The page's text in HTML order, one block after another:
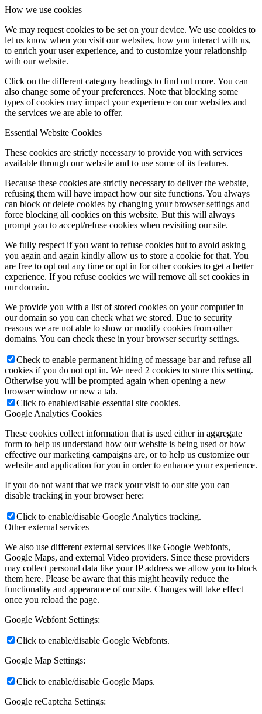
How we use cookies
We may request cookies to be set on your device. We use cookies to
let us know when you visit our websites, how you interact with us,
to enrich your user experience, and to customize your relationship
with our website.
Click on the different category headings to find out more. You can
also change some of your preferences. Note that blocking some
types of cookies may impact your experience on our websites and
the services we are able to offer.
Essential Website Cookies
These cookies are strictly necessary to provide you with services
available through our website and to use some of its features.
Because these cookies are strictly necessary to deliver the website,
refusing them will have impact how our site functions. You always
can block or delete cookies by changing your browser settings and
force blocking all cookies on this website. But this will always
prompt you to accept/refuse cookies when revisiting our site.
We fully respect if you want to refuse cookies but to avoid asking
you again and again kindly allow us to store a cookie for that. You
are free to opt out any time or opt in for other cookies to get a better
experience. If you refuse cookies we will remove all set cookies in
our domain.
We provide you with a list of stored cookies on your computer in
our domain so you can check what we stored. Due to security
reasons we are not able to show or modify cookies from other
domains. You can check these in your browser security settings.
Check to enable permanent hiding of message bar and refuse all
cookies if you do not opt in. We need 2 cookies to store this setting.
Otherwise you will be prompted again when opening a new
browser window or new a tab.
Click to enable/disable essential site cookies.
Google Analytics Cookies
These cookies collect information that is used either in aggregate
form to help us understand how our website is being used or how
effective our marketing campaigns are, or to help us customize our
website and application for you in order to enhance your experience.
If you do not want that we track your visit to our site you can
disable tracking in your browser here:
Click to enable/disable Google Analytics tracking.
Other external services
We also use different external services like Google Webfonts,
Google Maps, and external Video providers. Since these providers
may collect personal data like your IP address we allow you to block
them here. Please be aware that this might heavily reduce the
functionality and appearance of our site. Changes will take effect
once you reload the page.
Google Webfont Settings:
Click to enable/disable Google Webfonts.
Google Map Settings:
Click to enable/disable Google Maps.
Google reCaptcha Settings: